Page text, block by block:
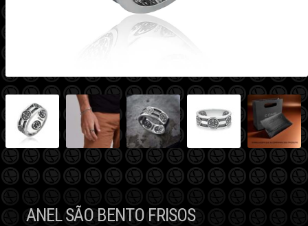
ANEL SÃO BENTO FRISOS